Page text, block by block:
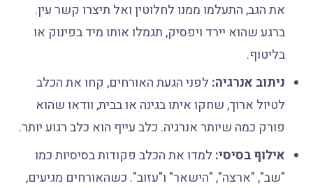
את הגב, התעלמו ממנו לחלוטין ואל תיצרו קשר עין.
ברגע שהוא יירד ויפסיק, תגמלו אותו מיד בפינוק או
בליטוף.
ניתוב אנרגיה:לפני הגעת האורחים, קחו את הכלב
לטיול ארוך, שחקו איתו בגינה או בבית, וודאו שהוא
פורק כמה שיותר אנרגיה. כלב עייף הוא כלב רגוע יותר.
אילוף בסיסי:למדו את הכלב פקודות בסיסיות כמו
"שב", "ארצה", "הישאר" ו"עזוב". כשהאורחים מגיעים,